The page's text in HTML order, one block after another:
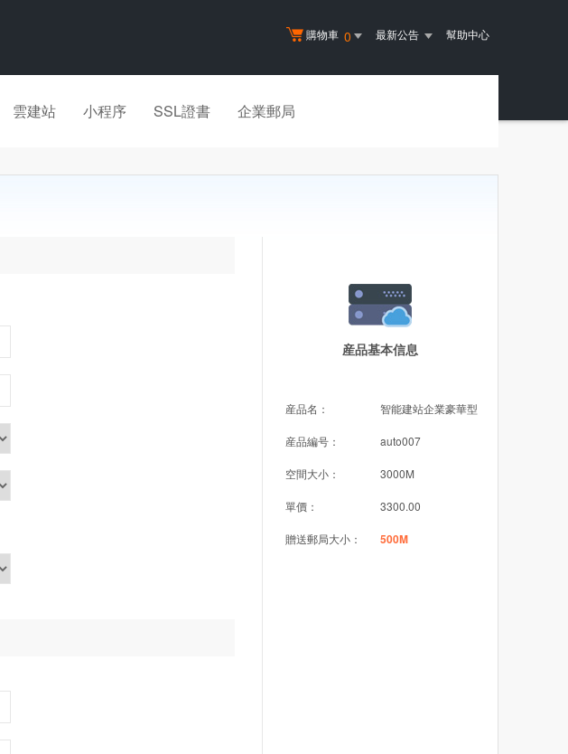
購物車 0 最新公告 幫助中心
雲建站 小程序 SSL證書 企業郵局
産品基本信息
産品名： 智能建站企業豪華型
産品編号： auto007
空間大小： 3000M
單價： 3300.00
贈送郵局大小： 500M